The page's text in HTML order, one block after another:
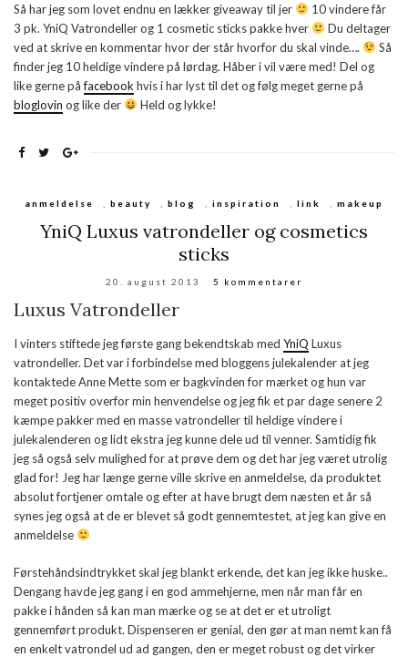
Så har jeg som lovet endnu en lækker giveaway til jer
10 vindere får
3 pk. YniQ Vatrondeller og 1 cosmetic sticks pakke hver
Du deltager
ved at skrive en kommentar hvor der står hvorfor du skal vinde….
Så
finder jeg 10 heldige vindere på lørdag. Håber i vil være med! Del og
like gerne påfacebook hvis i har lyst til det og følg meget gerne på
bloglovin og like der Held og lykke!
anmeldelse beauty blog inspiration link makeup
YniQ Luxus vatrondeller og cosmetics
sticks
20. august 2013 5 kommentarer
Luxus Vatrondeller
I vinters stiftede jeg første gang bekendtskab med YniQ Luxus
vatrondeller. Det var i forbindelse med bloggens julekalender at jeg
kontaktede Anne Mette som er bagkvinden for mærket og hun var
meget positiv overfor min henvendelse og jeg fik et par dage senere 2
kæmpe pakker med en masse vatrondeller til heldige vindere i
julekalenderen og lidt ekstra jeg kunne dele ud til venner. Samtidig fik
jeg så også selv mulighed for at prøve dem og det har jeg været utrolig
glad for! Jeg har længe gerne ville skrive en anmeldelse, da produktet
absolut fortjener omtale og efter at have brugt dem næsten et år så
synes jeg også at de er blevet så godt gennemtestet, at jeg kan give en
anmeldelse
Førstehåndsindtrykket skal jeg blankt erkende, det kan jeg ikke huske..
Dengang havde jeg gang i en god ammehjerne, men når man får en
pakke i hånden så kan man mærke og se at det er et utroligt
gennemført produkt. Dispenseren er genial, den gør at man nemt kan få
en enkelt vatrondel ud ad gangen, den er meget robust og det virker